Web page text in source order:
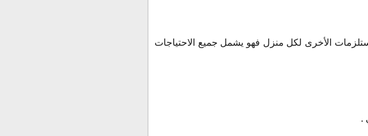
الأخرى لكل منزل فهو يشمل جميع الاحتياجات